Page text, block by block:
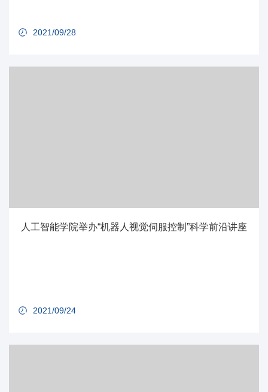
2021/09/28
人工智能学院举办“机器人视觉伺服控制”科学前沿讲座
2021/09/24